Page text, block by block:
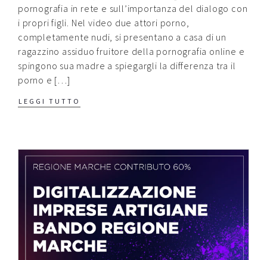
pornografia in rete e sull’importanza del dialogo con
i propri figli. Nel video due attori porno,
completamente nudi, si presentano a casa di un
ragazzino assiduo fruitore della pornografia online e
spingono sua madre a spiegargli la differenza tra il
porno e […]
LEGGI TUTTO